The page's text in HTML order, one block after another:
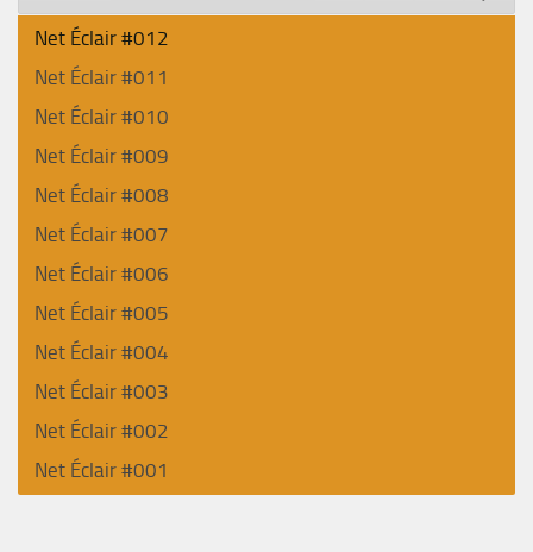
Net Éclair #012
Net Éclair #011
Net Éclair #010
Net Éclair #009
Net Éclair #008
Net Éclair #007
Net Éclair #006
Net Éclair #005
Net Éclair #004
Net Éclair #003
Net Éclair #002
Net Éclair #001